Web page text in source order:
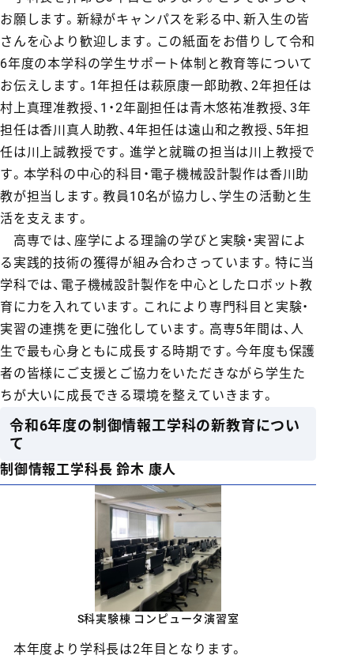
お願します。新緑がキャンパスを彩る中、新入生の皆
さんを心より歓迎します。この紙面をお借りして令和
6年度の本学科の学生サポート体制と教育等について
お伝えします。1年担任は萩原康一郎助教、2年担任は
村上真理准教授、1・2年副担任は青木悠祐准教授、3年
担任は香川真人助教、4年担任は遠山和之教授、5年担
任は川上誠教授です。進学と就職の担当は川上教授で
す。本学科の中心的科目・電子機械設計製作は香川助
教が担当します。教員10名が協力し、学生の活動と生
活を支えます。
高専では、座学による理論の学びと実験・実習によ
る実践的技術の獲得が組み合わさっています。特に当
学科では、電子機械設計製作を中心としたロボット教
育に力を入れています。これにより専門科目と実験・
実習の連携を更に強化しています。高専5年間は、人
生で最も心身ともに成長する時期です。今年度も保護
者の皆様にご支援とご協力をいただきながら学生た
ちが大いに成長できる環境を整えていきます。
令和6年度の制御情報工学科の新教育につい
て
制御情報工学科長 鈴木 康人
S科実験棟 コンピュータ演習室
本年度より学科長は2年目となります。